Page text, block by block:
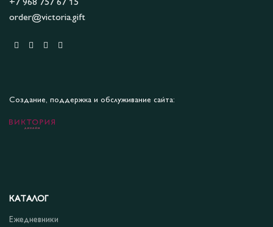
+7 968 757 67 15
order@victoria.gift
Создание, поддержка и обслуживание сайта:
КАТАЛОГ
Ежедневники